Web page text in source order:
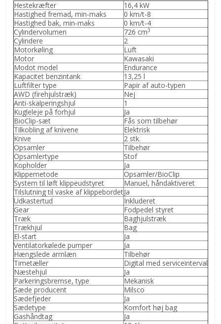
Hestekræfter
16,4 kW
Hastighed fremad, min-maks
0 km/t-8
Hastighed bak, min-maks
0 km/t-4
Cylindervolumen
726 cm3
Cylindere
2
Motorkøling
Luft
Motor
Kawasaki
Modot model
Endurance
Kapacitet benzintank
13,25 l
Luftfilter type
Papir af auto-typen
AWD (firehjulstræk)
Nej
Anti-skalperingshjul
1
Kugleleje på forhjul
Ja
BioClip-sæt
Fås som tilbehør
Tilkobling af knivene
Elektrisk
Knive
2 stk.
Opsamler
Tilbehør
Opsamlertype
Stof
Kopholder
Ja
Klippemetode
Opsamler/BioClip
System til løft klippeudstyret
Manuel, håndaktiveret
Tilslutning til vaske af klippebordetJa
Udkastertud
Inkluderet
Gear
Fodpedel styret
Træk
Baghjulstræk
Trækhjul
Bag
El-start
Ja
Ventilatorkølede pumper
Ja
Hængslede armlæn
Tilbehør
Timetæller
Digital med serviceinterval
Næstehjul
Ja
Parkeringsbremse, type
Mekanisk
Sæde producent
Milsco
Sædefjeder
Ja
Sædetype
Komfort høj bag
Gashåndtag
Ja